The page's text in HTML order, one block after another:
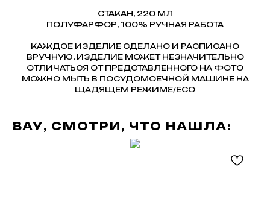
СТАКАН, 220 МЛ
ПОЛУФАРФОР, 100% РУЧНАЯ РАБОТА
КАЖДОЕ ИЗДЕЛИЕ СДЕЛАНО И РАСПИСАНО
ВРУЧНУЮ, ИЗДЕЛИЕ МОЖЕТ НЕЗНАЧИТЕЛЬНО
ОТЛИЧАТЬСЯ ОТ ПРЕДСТАВЛЕННОГО НА ФОТО
МОЖНО МЫТЬ В ПОСУДОМОЕЧНОЙ МАШИНЕ НА
ЩАДЯЩЕМ РЕЖИМЕ/ECO
ВАУ, СМОТРИ, ЧТО НАШЛА: